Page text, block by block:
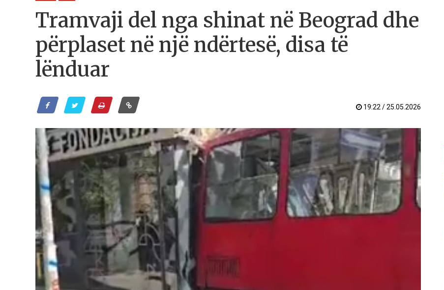
Tramvaji del nga shinat në Beograd dhe
përplaset në një ndërtesë, disa të
lënduar
19:22 / 25.05.2026